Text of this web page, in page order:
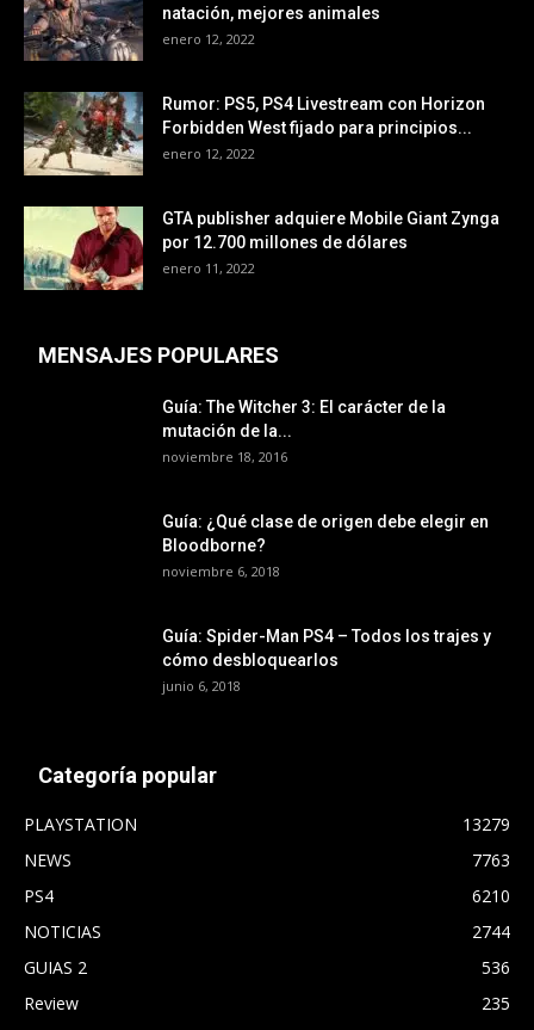
natación, mejores animales
enero 12, 2022
Rumor: PS5, PS4 Livestream con Horizon
Forbidden West fijado para principios...
enero 12, 2022
GTA publisher adquiere Mobile Giant Zynga
por 12.700 millones de dólares
enero 11, 2022
MENSAJES POPULARES
Guía: The Witcher 3: El carácter de la
mutación de la...
noviembre 18, 2016
Guía: ¿Qué clase de origen debe elegir en
Bloodborne?
noviembre 6, 2018
Guía: Spider-Man PS4 – Todos los trajes y
cómo desbloquearlos
junio 6, 2018
Categoría popular
PLAYSTATION
13279
NEWS
7763
PS4
6210
NOTICIAS
2744
GUIAS 2
536
Review
235